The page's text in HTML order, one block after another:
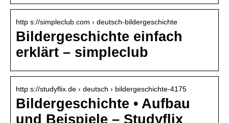
http s://simpleclub.com › deutsch-bildergeschichte
Bildergeschichte einfach
erklärt – simpleclub
http s://studyflix.de › deutsch › bildergeschichte-4175
Bildergeschichte • Aufbau
und Beispiele – Studyflix